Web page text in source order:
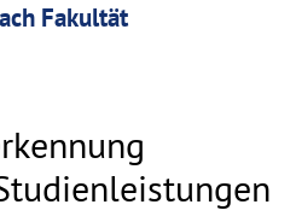
Fakultät